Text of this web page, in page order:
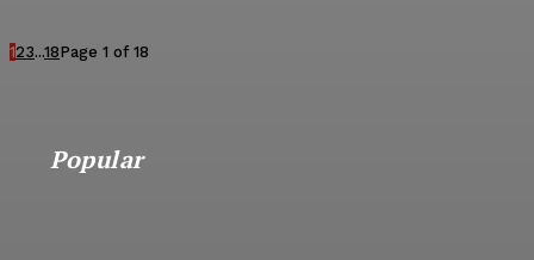
123...18Page 1 of 18
Popular